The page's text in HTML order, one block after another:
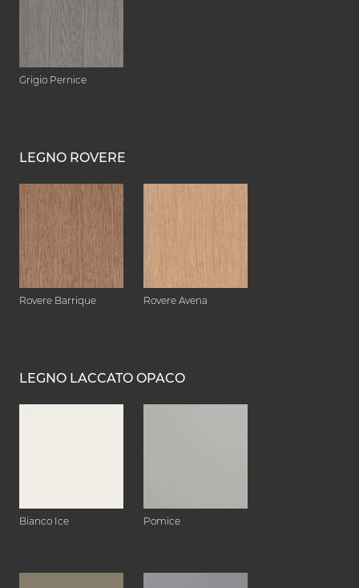
Grigio Pernice
LEGNO ROVERE
Rovere Barrique Rovere Avena
LEGNO LACCATO OPACO
Bianco Ice Pomice